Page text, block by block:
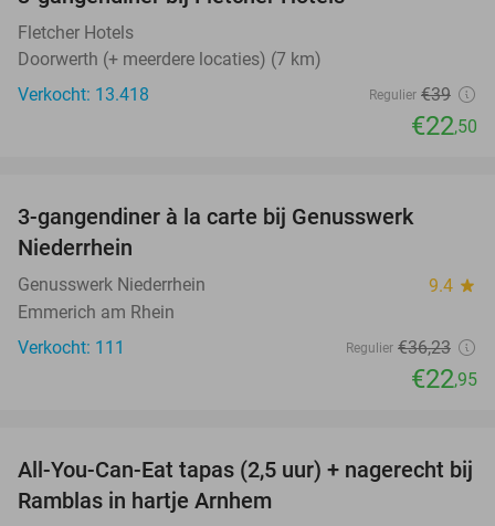
Fletcher Hotels
Doorwerth (+ meerdere locaties) (7 km)
Verkocht: 13.418
Regulier €39
€22,50
3-gangendiner à la carte bij Genusswerk
Niederrhein
Genusswerk Niederrhein 9.4 star
Emmerich am Rhein
Verkocht: 111
Regulier €36,23
€22,95
31%
All-You-Can-Eat tapas (2,5 uur) + nagerecht bij
Ramblas in hartje Arnhem